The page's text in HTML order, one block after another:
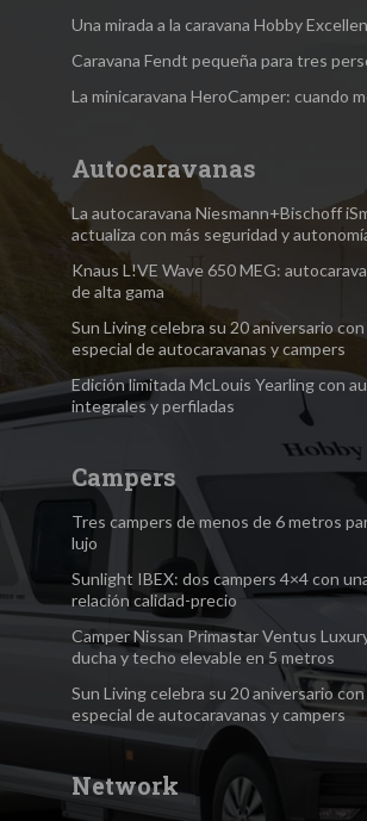
Una mirada a la caravana Hobby
Caravana Fendt pequeña para tres
La minicaravana HeroCamper: cuando
Autocaravanas
La autocaravana Niesmann+Bischoff
actualiza con más seguridad y
Knaus L!VE Wave 650 MEG:
de alta gama
Sun Living celebra su 20 aniversario
especial de autocaravanas y campers
Edición limitada McLouis Yearling con
integrales y perfiladas
Campers
Tres campers de menos de 6 metros
lujo
Sunlight IBEX: dos campers 4×4 con
relación calidad-precio
Camper Nissan Primastar Ventus
ducha y techo elevable en 5 metros
Sun Living celebra su 20 aniversario
especial de autocaravanas y campers
Network